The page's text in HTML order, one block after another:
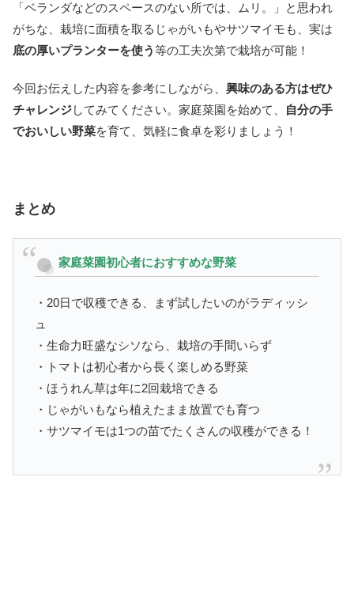
「ベランダなどのスペースのない所では、ムリ。」と思われ
がちな、栽培に面積を取るじゃがいもやサツマイモも、実は
底の厚いプランターを使う等の工夫次第で栽培が可能！
今回お伝えした内容を参考にしながら、 興味のある方はぜひ
チャレンジしてみてください。家庭菜園を始めて、
自分の手
でおいしい野菜を育て、気軽に食卓を彩りましょう！
まとめ
家庭菜園初心者におすすめな野菜
・20日で収穫できる、まず試したいのがラディッシ
ュ
・生命力旺盛なシソなら、栽培の手間いらず
・トマトは初心者から長く楽しめる野菜
・ほうれん草は年に2回栽培できる
・じゃがいもなら植えたまま放置でも育つ
・サツマイモは1つの苗でたくさんの収穫ができる！